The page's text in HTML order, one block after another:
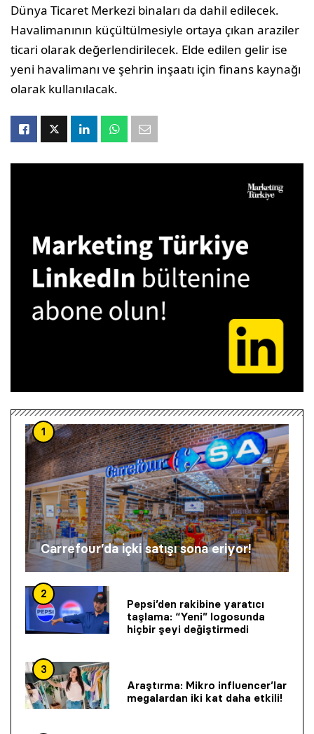
Dünya Ticaret Merkezi binaları da dahil edilecek.
Havalimanının küçültülmesiyle ortaya çıkan araziler
ticari olarak değerlendirilecek. Elde edilen gelir ise
yeni havalimanı ve şehrin inşaatı için finans kaynağı
olarak kullanılacak.
1
Carrefour’da içki satışı sona eriyor!
2
Pepsi’den rakibine yaratıcı
taşlama: “Yeni” logosunda
hiçbir şeyi değiştirmedi
3
Araştırma: Mikro influencer’lar
megalardan iki kat daha etkili!